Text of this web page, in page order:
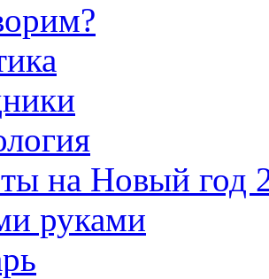
на Новый год
руками